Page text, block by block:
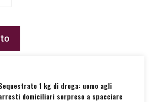
1 kg di droga: uomo agli
domiciliari sorpreso a spacciare